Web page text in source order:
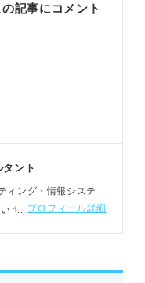
業は慎重に選考す
を再確認する。
の志望動機を伝え
告配信で貢献した
記事にコメント
ント
ィング・情報システ
キャリア経験を持
プロフィール詳細